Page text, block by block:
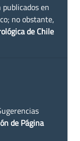
en
no obstante,
de Chile
de Página